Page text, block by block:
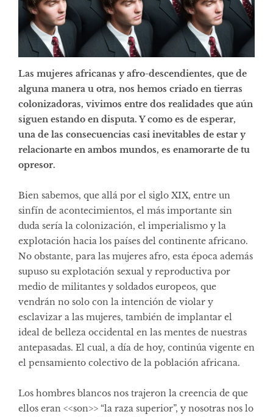
Las mujeres africanas y afro-descendientes, que de
alguna manera u otra, nos hemos criado en tierras
colonizadoras, vivimos entre dos realidades que aún
siguen estando en disputa. Y como es de esperar,
una de las consecuencias casi inevitables de estar y
relacionarte en ambos mundos, es enamorarte de tu
opresor.
Bien sabemos, que allá por el siglo XIX, entre un
sinfín de acontecimientos, el más importante sin
duda sería la colonización, el imperialismo y la
explotación hacia los países del continente africano.
No obstante, para las mujeres afro, esta época además
supuso su explotación sexual y reproductiva por
medio de militantes y soldados europeos, que
vendrán no solo con la intención de violar y
esclavizar a las mujeres, también de implantar el
ideal de belleza occidental en las mentes de nuestras
antepasadas. El cual, a día de hoy, continúa vigente en
el pensamiento colectivo de la población africana.
Los hombres blancos nos trajeron la creencia de que
ellos eran <<son>> “la raza superior”, y nosotras nos lo